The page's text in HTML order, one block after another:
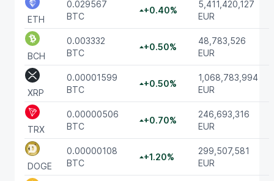
ETH
0.029567
BTC
+0.40%
5,411,420,127
EUR
BCH
0.003332
BTC
+0.50%
48,783,526
EUR
XRP
0.00001599
BTC
+0.50%
1,068,783,994
EUR
TRX
0.00000506
BTC
+0.70%
246,693,316
EUR
DOGE
0.00000108
BTC
+1.20%
299,507,581
EUR